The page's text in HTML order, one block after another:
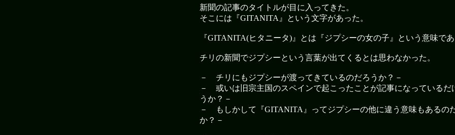
新聞の記事のタイトルが目に入ってきた。
そこには『GITANITA』という文字があった。
『GITANITA(ヒタニータ)』とは『ジプシーの女の子』という意味で
チリの新聞でジプシーという言葉が出てくるとは思わなかった。
－ チリにもジプシーが渡ってきているのだろうか？－
－ 或いは旧宗主国のスペインで起こったことが記事になっているだ
うか？－
－ もしかして『GITANITA』ってジプシーの他に違う意味もあるの
か？－